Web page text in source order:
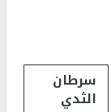
سرطان
الثدي